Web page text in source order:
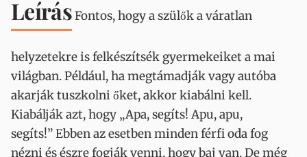
LeírásFontos, hogy a szülők a váratlan
helyzetekre is felkészítsék gyermekeiket a mai
világban. Például, ha megtámadják vagy autóba
akarják tuszkolni őket, akkor kiabálni kell.
Kiabálják azt, hogy „Apa, segíts! Apu, apu,
segíts!” Ebben az esetben minden férfi oda fog
nézni és észre fogják venni, hogy baj van. De még